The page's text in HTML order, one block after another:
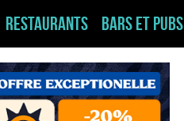
Restaurants Bars et pubs